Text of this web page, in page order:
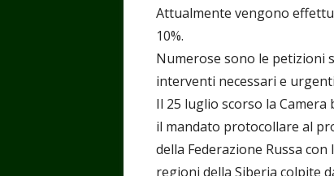
Attualmente vengono
10%.
Numerose sono le petizioni
interventi necessari e urgenti
Il 25 luglio scorso la
il mandato protocollare al
della Federazione Russa
regioni della Siberia colpite